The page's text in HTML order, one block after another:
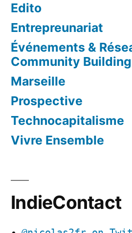
Edito
Entrepreunariat
Événements &
Community Building
Marseille
Prospective
Technocapitalisme
Vivre Ensemble
IndieContact